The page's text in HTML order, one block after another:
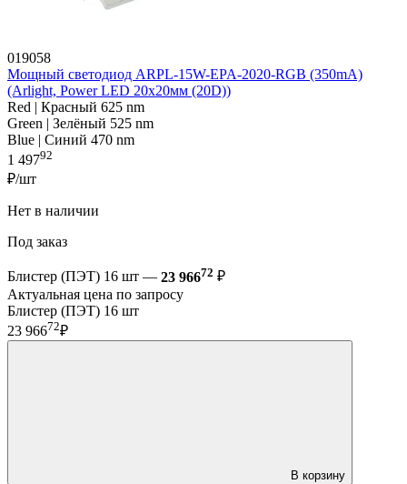
019058
Мощный светодиод ARPL-15W-EPA-2020-RGB (350mA)
(Arlight, Power LED 20x20мм (20D))
Red | Красный 625 nm
Green | Зелёный 525 nm
Blue | Синий 470 nm
1 49792
₽/шт
Нет в наличии
Под заказ
Блистер (ПЭТ) 16 шт — 23 96672 ₽
Актуальная цена по запросу
Блистер (ПЭТ) 16 шт
23 96672₽
В корзину